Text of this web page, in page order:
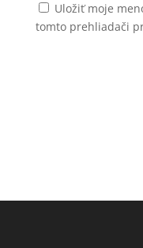
Uložiť moje
tomto prehliadači